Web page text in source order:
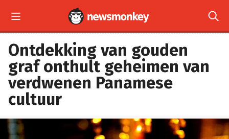
 
Ontdekking van gouden
graf onthult geheimen van
verdwenen Panamese
cultuur